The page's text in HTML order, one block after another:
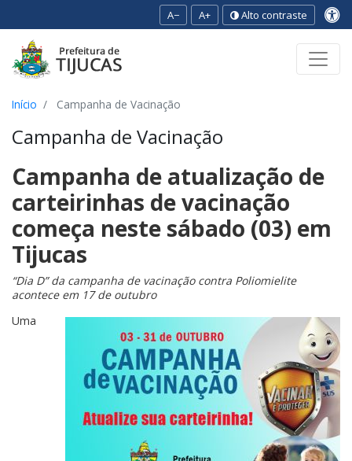
A− A+ Alto contraste
Início Campanha de Vacinação
Campanha de Vacinação
Campanha de atualização de
carteirinhas de vacinação
começa neste sábado (03) em
Tijucas
“Dia D” da campanha de vacinação contra Poliomielite
acontece em 17 de outubro
Uma